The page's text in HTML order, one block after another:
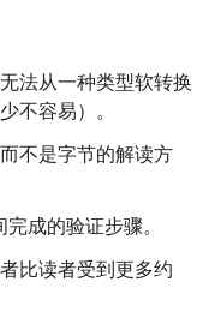
法从一种类型软转换
不容易）。
不是字节的解读方
成的验证步骤。
比读者受到更多约